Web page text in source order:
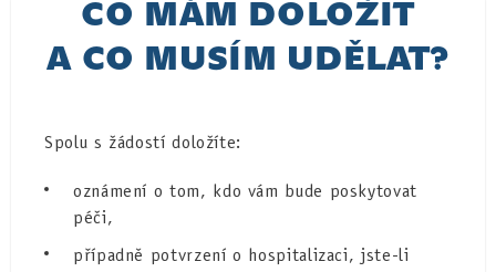
PRO MÉDIACO MÁM DOLOŽIT
A CO MUSÍM UDĚLAT?
Spolu s žádostí doložíte:
oznámení o tom, kdo vám bude poskytovat
péči,
případně potvrzení o hospitalizaci, jste-li